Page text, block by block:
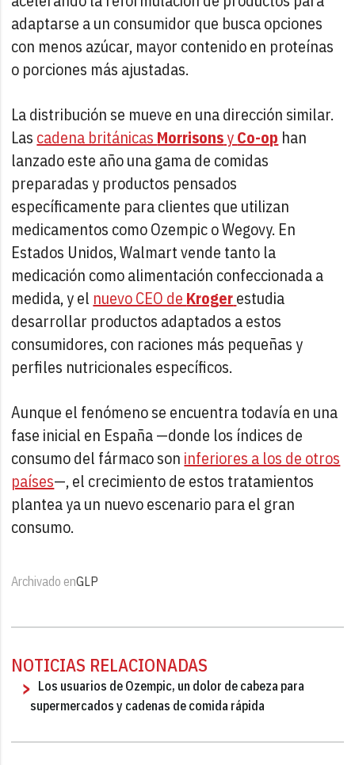
adaptarse a un consumidor que busca opciones
con menos azúcar, mayor contenido en proteínas
o porciones más ajustadas.
La distribución se mueve en una dirección similar.
Las cadena británicas MorrisonsyCo-op han
lanzado este año una gama de comidas
preparadas y productos pensados
específicamente para clientes que utilizan
medicamentos como Ozempic o Wegovy. En
Estados Unidos, Walmart vende tanto la
medicación como alimentación confeccionada a
medida, y el nuevo CEO de Krogerestudia
desarrollar productos adaptados a estos
consumidores, con raciones más pequeñas y
perfiles nutricionales específicos.
Aunque el fenómeno se encuentra todavía en una
fase inicial en España —donde los índices de
consumo del fármaco son inferiores a los de otros
países—, el crecimiento de estos tratamientos
plantea ya un nuevo escenario para el gran
consumo.
Archivado enGLP
NOTICIAS RELACIONADAS
Los usuarios de Ozempic, un dolor de cabeza para
supermercados y cadenas de comida rápida